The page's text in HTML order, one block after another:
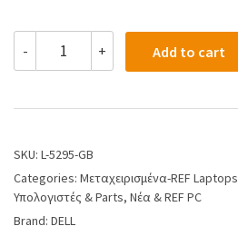
- + Add to cart
SKU: L-5295-GB
Categories: Μεταχειρισμένα-REF Laptops
Υπολογιστές & Parts, Νέα & REF PC
Brand: DELL